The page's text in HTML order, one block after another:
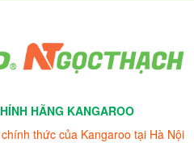
HÃNG KANGAROO
thức của Kangaroo tại Hà Nội